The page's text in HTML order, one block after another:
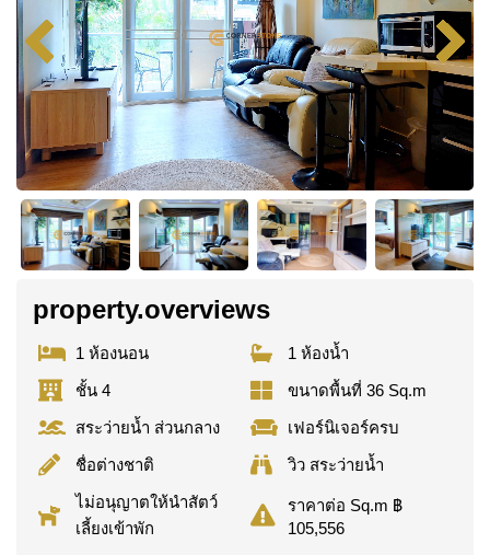
property.overviews
1 ห้องนอน
1 ห้องน้ำ
ชั้น 4
ขนาดพื้นที่ 36 Sq.m
สระว่ายน้ำ ส่วนกลาง
เฟอร์นิเจอร์ครบ
ชื่อต่างชาติ
วิว สระว่ายน้ำ
ไม่อนุญาตให้นำสัตว์
เลี้ยงเข้าพัก
ราคาต่อ Sq.m ฿
105,556